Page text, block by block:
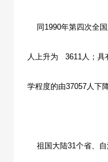
同1990年第四次全国
人上升为 3611人；具
学程度的由37057人下
祖国大陆31个省、自